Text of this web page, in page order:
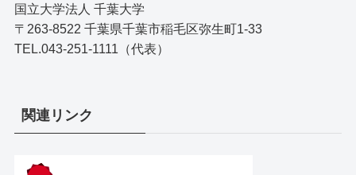
国立大学法人 千葉大学
〒263-8522 千葉県千葉市稲毛区弥生町1-33
TEL.043-251-1111（代表）
関連リンク